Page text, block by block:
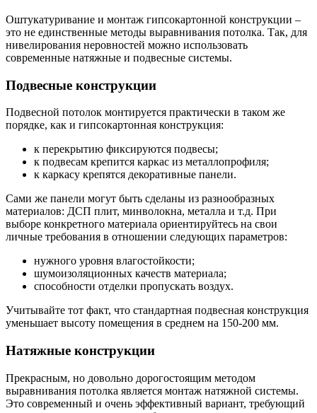
Оштукатуривание и монтаж гипсокартонной конструкции –
это не единственные методы выравнивания потолка. Так, для
нивелирования неровностей можно использовать
современные натяжные и подвесные системы.
Подвесные конструкции
Подвесной потолок монтируется практически в таком же
порядке, как и гипсокартонная конструкция:
к перекрытию фиксируются подвесы;
к подвесам крепится каркас из металлопрофиля;
к каркасу крепятся декоративные панели.
Сами же панели могут быть сделаны из разнообразных
материалов: ДСП плит, минволокна, металла и т.д. При
выборе конкретного материала ориентируйтесь на свои
личные требования в отношении следующих параметров:
нужного уровня влагостойкости;
шумоизоляционных качеств материала;
способности отделки пропускать воздух.
Учитывайте тот факт, что стандартная подвесная конструкция
уменьшает высоту помещения в среднем на 150-200 мм.
Натяжные конструкции
Прекрасным, но довольно дорогостоящим методом
выравнивания потолка является монтаж натяжной системы.
Это современный и очень эффективный вариант, требующий